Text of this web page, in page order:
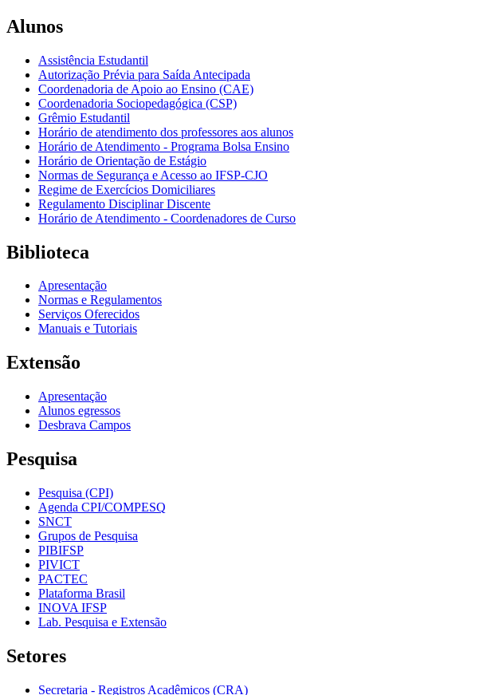
Alunos
Assistência Estudantil
Autorização Prévia para Saída Antecipada
Coordenadoria de Apoio ao Ensino (CAE)
Coordenadoria Sociopedagógica (CSP)
Grêmio Estudantil
Horário de atendimento dos professores aos alunos
Horário de Atendimento - Programa Bolsa Ensino
Horário de Orientação de Estágio
Normas de Segurança e Acesso ao IFSP-CJO
Regime de Exercícios Domiciliares
Regulamento Disciplinar Discente
Horário de Atendimento - Coordenadores de Curso
Biblioteca
Apresentação
Normas e Regulamentos
Serviços Oferecidos
Manuais e Tutoriais
Extensão
Apresentação
Alunos egressos
Desbrava Campos
Pesquisa
Pesquisa (CPI)
Agenda CPI/COMPESQ
SNCT
Grupos de Pesquisa
PIBIFSP
PIVICT
PACTEC
Plataforma Brasil
INOVA IFSP
Lab. Pesquisa e Extensão
Setores
Secretaria - Registros Acadêmicos (CRA)